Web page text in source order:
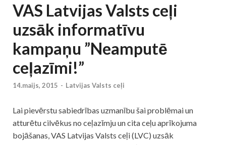
VAS Latvijas Valsts ceļi
uzsāk informatīvu
kampaņu ”Neamputē
ceļazīmi!”
14.maijs, 2015 - Latvijas Valsts ceļi
Lai pievērstu sabiedrības uzmanību šai problēmai un
atturētu cilvēkus no ceļazīmju un cita ceļu aprīkojuma
bojāšanas, VAS Latvijas Valsts ceļi (LVC) uzsāk